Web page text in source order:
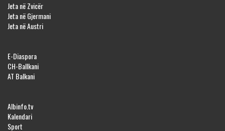
Jeta në Zvicër
Jeta në Gjermani
Jeta në Austri
E-Diaspora
CH-Ballkani
AT Balkani
Albinfo.tv
Kalendari
Sport